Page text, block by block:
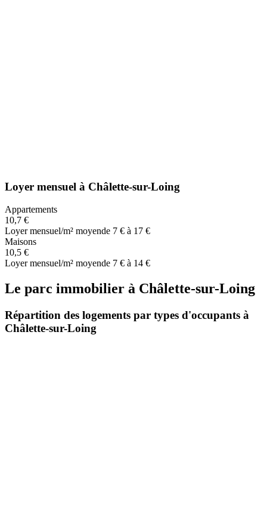
Loyer mensuel à Châlette-sur-Loing
Appartements
10,7 €
Loyer mensuel/m² moyende 7 € à 17 €
Maisons
10,5 €
Loyer mensuel/m² moyende 7 € à 14 €
Le parc immobilier à Châlette-sur-Loing
Répartition des logements par types d'occupants à
Châlette-sur-Loing